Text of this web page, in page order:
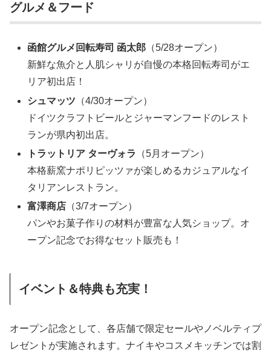
グルメ＆フード
函館グルメ回転寿司 函太郎 （5/28オープン）
新鮮な魚介と人肌シャリが自慢の本格回転寿司がエ
リア初出店！
シュマッツ （4/30オープン）
ドイツクラフトビールとジャーマンフードのレスト
ランが県内初出店。
トラットリア ターヴォラ
（5月オープン）
本格薪窯ナポリピッツァが楽しめるカジュアルなイ
タリアンレストラン。
富澤商店 （3/7オープン）
パンやお菓子作りの材料が豊富な人気ショップ。オ
ープン記念でお得なセット販売も！
イベント＆特典も充実！
オープン記念として、各店舗で限定セールやノベルティプ
レゼントが実施されます。ナイキやコスメキッチンでは割